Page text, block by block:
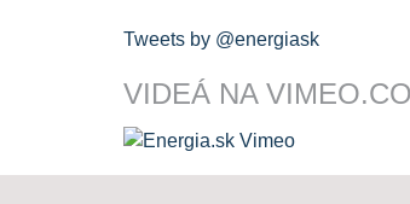
Tweets by @energiask
VIDEÁ NA